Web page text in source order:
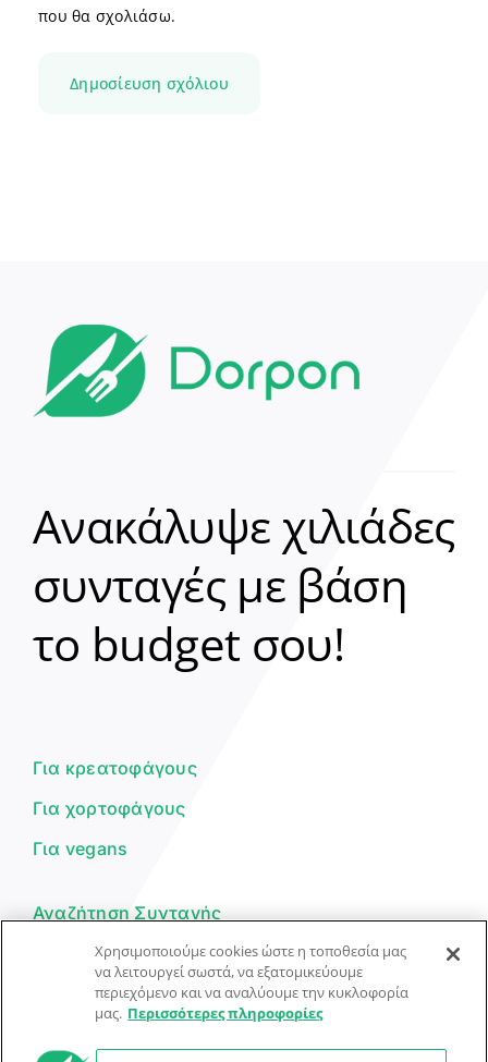
που θα σχολιάσω.
Ανακάλυψε χιλιάδες
συνταγές με βάση
το budget σου!
Για κρεατοφάγους
Για χορτοφάγους
Για vegans
Αναζήτηση Συνταγής
Υποβολή Συνταγής
Φόρμα Επικοινωνίας
Χρησιμοποιούμε cookies ώστε η τοποθεσία μας
να λειτουργεί σωστά, να εξατομικεύουμε
περιεχόμενο και να αναλύουμε την κυκλοφορία
μας. Περισσότερες πληροφορίες